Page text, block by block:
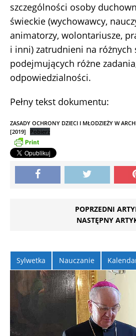
szczególności osoby
świeckie (wychowawcy,
animatorzy, wolontariusze,
i inni) zatrudnieni na różnych
podejmujących różne
odpowiedzialności.
Pełny tekst dokumentu:
ZASADY OCHRONY DZIECI I MŁODZIEŻY W
[2019]
Pobierz
POPRZEDNI
NASTĘPNY
Sylwetka Nauczanie